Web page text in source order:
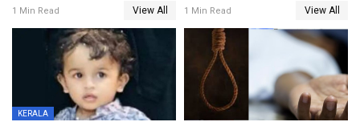
കുതിച്ചുയരുന്നു
1 Min Read View All 1 Min Read View All
KERALA